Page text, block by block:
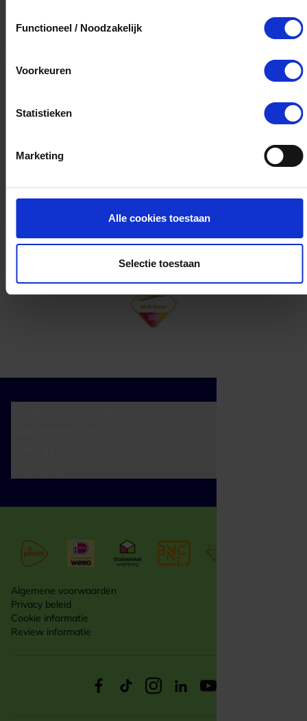
Functioneel / Noodzakelijk
Voorkeuren
Statistieken
Marketing
Alle cookies toestaan
Selectie toestaan
Het volledige saldo op de VVV cadeaukaart
cadeaukaart in delen uitgeven.
Algemene voorwaarden
Privacy beleid
Cookie informatie
Review informatie